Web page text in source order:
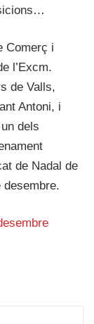
Comerç i
l’Excm.
de Valls,
Antoni, i
dels
de Nadal de
desembre.